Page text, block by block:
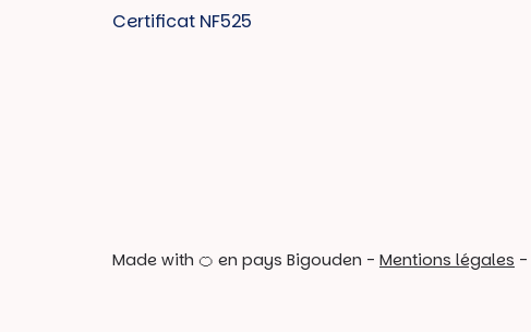
Certificat NF525
Made with 🍊 en pays Bigouden - Mentions légales -